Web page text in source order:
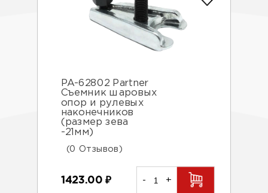
PA-62802 Partner
Съемник шаровых
опор и рулевых
наконечников
(размер зева
-21мм)
(0 Отзывов)
1423.00₽ - +